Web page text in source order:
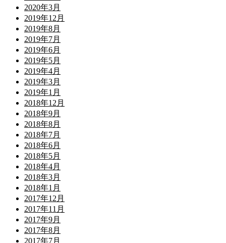
2020年3月
2019年12月
2019年8月
2019年7月
2019年6月
2019年5月
2019年4月
2019年3月
2019年1月
2018年12月
2018年9月
2018年8月
2018年7月
2018年6月
2018年5月
2018年4月
2018年3月
2018年1月
2017年12月
2017年11月
2017年9月
2017年8月
2017年7月